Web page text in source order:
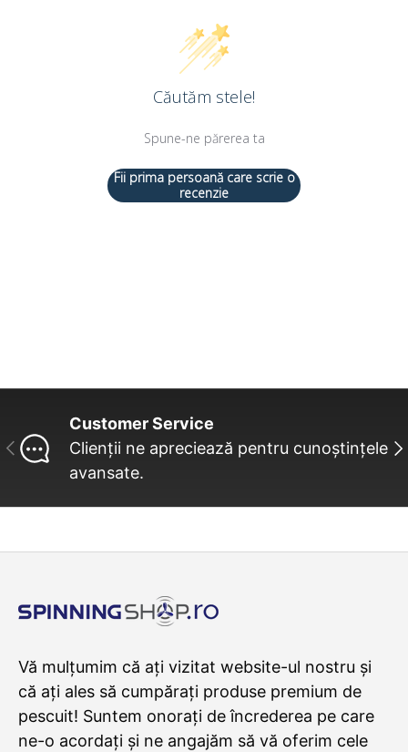
Căutăm stele!
Spune-ne părerea ta
Fii prima persoană care scrie o
recenzie
INAINTE
Customer Service
Clienții ne apreciează pentru cunoștințele
avansate.
Vă mulțumim că ați vizitat website-ul nostru și
că ați ales să cumpărați produse premium de
pescuit! Suntem onorați de încrederea pe care
ne-o acordați și ne angajăm să vă oferim cele